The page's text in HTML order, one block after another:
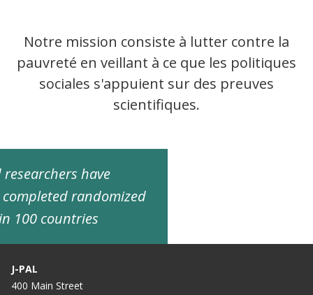
Notre mission consiste à lutter contre la
pauvreté en veillant à ce que les politiques
sociales s'appuient sur des preuves
scientifiques.
researchers have
randomized
100 countries
J-PAL
400 Main Street